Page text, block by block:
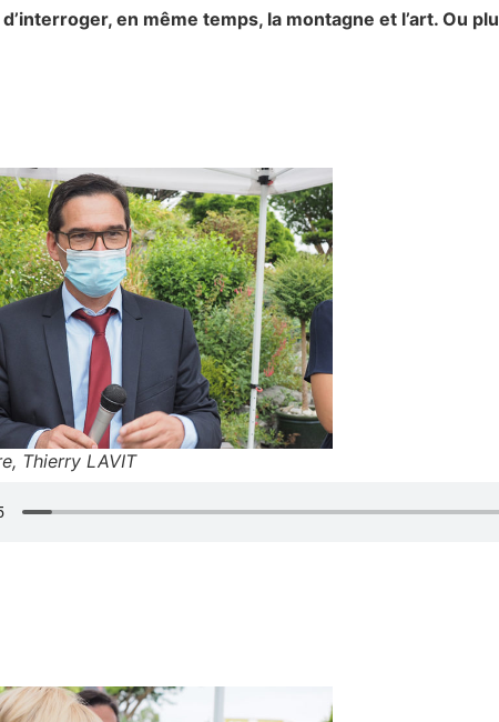
en même temps, la montagne et l’art. Ou
Thierry LAVIT